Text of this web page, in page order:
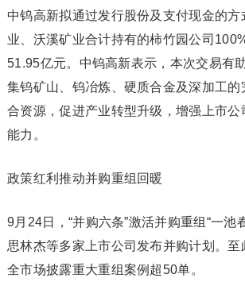
中钨高新拟通过发行股份及支付现金的方
业、沃溪矿业合计持有的柿竹园公司
51.95亿元。中钨高新表示，本次交易有
集钨矿山、钨冶炼、硬质合金及深加工
合资源，促进产业转型升级，增强上市公
能力。
政策红利推动并购重组回暖
9月24日，“并购六条”激活并购重组“一池
思林杰等多家上市公司发布并购计划。至
全市场披露重大重组案例超50单。